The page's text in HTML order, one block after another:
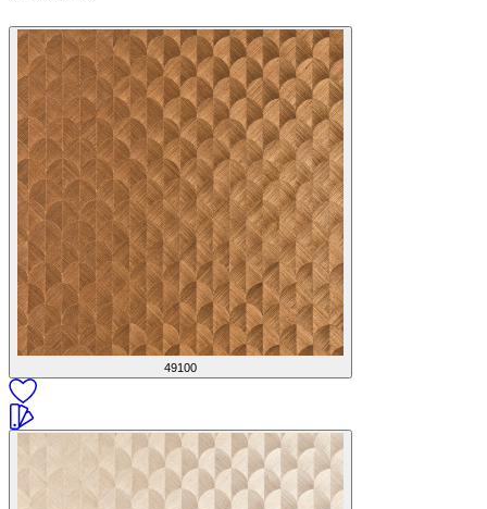
49100